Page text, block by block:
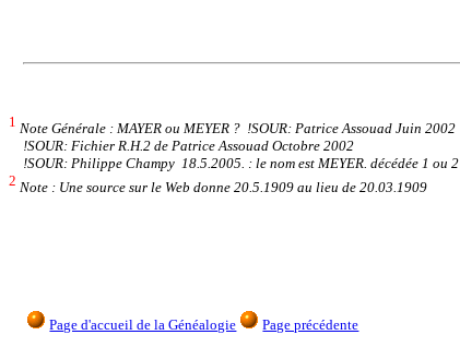
1 Note Générale : MAYER ou MEYER ? !SOUR: Patrice Assouad Juin 2002
!SOUR: Fichier R.H.2 de Patrice Assouad Octobre 2002
!SOUR: Philippe Champy 18.5.2005. : le nom est MEYER. décédée 1
2 Note : Une source sur le Web donne 20.5.1909 au lieu de 20.03.1909
Page d'accueil de la Généalogie Page précédente